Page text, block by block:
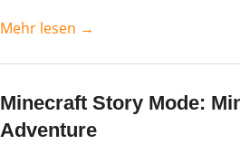
Mehr lesen →
Minecraft Story Mode:
Adventure